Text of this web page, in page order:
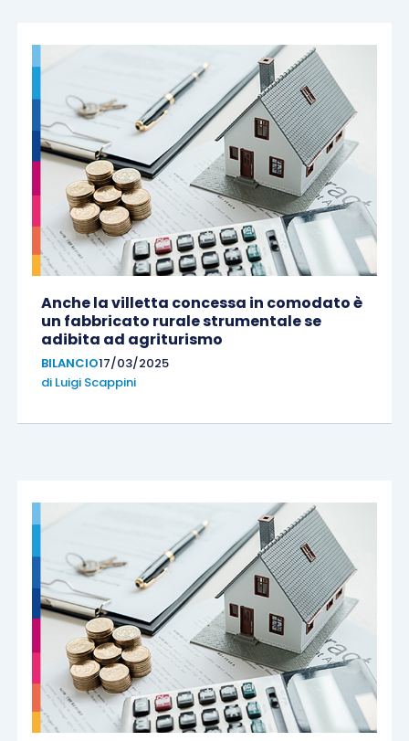
Anche la villetta concessa in comodato è
un fabbricato rurale strumentale se
adibita ad agriturismo
BILANCIO17/03/2025
di Luigi Scappini